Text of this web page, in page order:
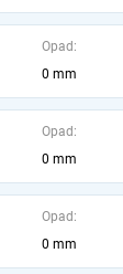
Opad:
0 mm
Opad:
0 mm
Opad:
0 mm